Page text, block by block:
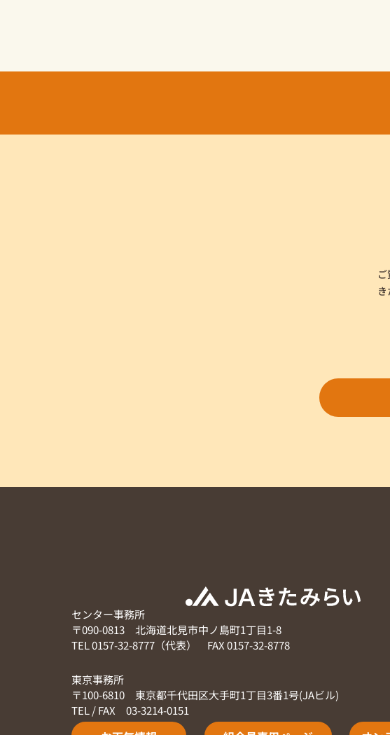
センター事務所
〒090-0813 北海道北見市中ノ島町1丁目1-8
TEL 0157-32-8777（代表） FAX 0157-32-8778
東京事務所
〒100-6810 東京都千代田区大手町1丁目3番1号(JAビル)
TEL / FAX 03-3214-0151